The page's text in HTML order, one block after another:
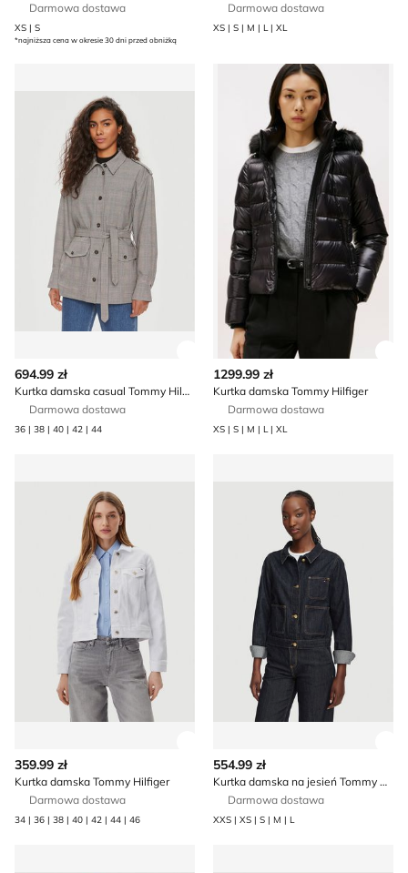
Darmowa dostawa
XS | S
*najniższa cena w okresie 30 dni przed obniżką
Darmowa dostawa
XS | S | M | L | XL
Zobacz szczegóły produktu
694.99 zł
Kurtka damska casual Tommy Hilfiger
Darmowa dostawa
36 | 38 | 40 | 42 | 44
Kurtka damska Tommy
1299.99 zł
Kurtka damska Tommy Hilfiger
Darmowa dostawa
XS | S | M | L | XL
359.99 zł
Kurtka damska Tommy Hilfiger
Darmowa dostawa
34 | 36 | 38 | 40 | 42 | 44 | 46
554.99 zł
Kurtka damska na jesień Tommy Hilfiger
Darmowa dostawa
XXS | XS | S | M | L